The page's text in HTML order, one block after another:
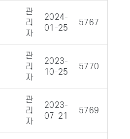
관
리
자
2024-
01-25
5767
관
리
자
2023-
10-25
5770
관
리
자
2023-
07-21
5769